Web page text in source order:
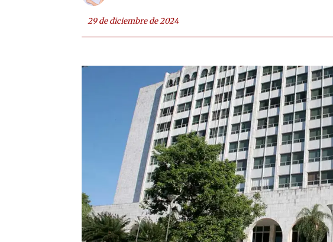
29 de diciembre de 2024